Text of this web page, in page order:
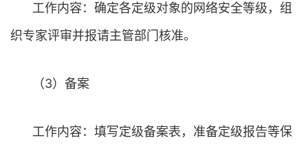
工作内容：确定各定级对象的网络安全等级，组
织专家评审并报请主管部门核准。
（3）备案
工作内容：填写定级备案表，准备定级报告等保